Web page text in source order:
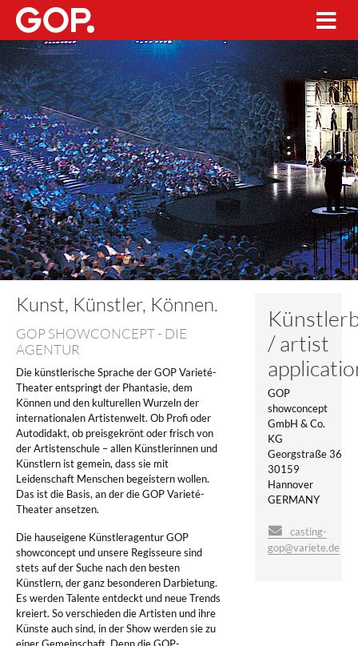
Kunst, Künstler, Können.
GOP SHOWCONCEPT - DIE
AGENTUR
Die künstlerische Sprache der GOP Varieté-
Theater entspringt der Phantasie, dem
Können und den kulturellen Wurzeln der
internationalen Artistenwelt. Ob Profi oder
Autodidakt, ob preisgekrönt oder frisch von
der Artistenschule – allen Künstlerinnen und
Künstlern ist gemein, dass sie mit
Leidenschaft Menschen begeistern wollen.
Das ist die Basis, an der die GOP Varieté-
Theater ansetzen.
Die hauseigene Künstleragentur GOP
showconcept und unsere Regisseure sind
stets auf der Suche nach den besten
Künstlern, der ganz besonderen Darbietung.
Es werden Talente entdeckt und neue Trends
kreiert. So verschieden die Artisten und ihre
Künste auch sind, in der Show werden sie zu
einer Gemeinschaft. Denn die GOP-
/ artist
GOP
showconcept
GmbH & Co.
KG
Georgstraße 36
30159
Hannover
GERMANY
casting-
gop@variete.de